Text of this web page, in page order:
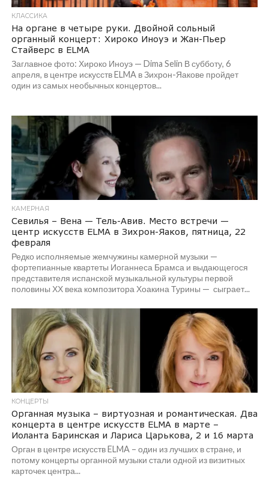
КЛАССИКА
На органе в четыре руки. Двойной сольный
органный концерт: Хироко Иноуэ и Жан-Пьер
Стайверс в ELMA
Заглавное фото: Хироко Иноуэ — Dima Selin В субботу, 6
апреля, в центре искусств ELMA в Зихрон-Яакове пройдет
один из самых необычных концертов...
КАМЕРНАЯ
Севилья – Вена — Тель-Авив. Место встречи —
центр искусств ELMA в Зихрон-Яаков, пятница, 22
февраля
Редко исполняемые жемчужины камерной музыки —
фортепианные квартеты Иоганнеса Брамса и выдающегося
представителя испанской музыкальной культуры первой
половины ХХ века композитора Хоакина Турины — сыграет...
КОНЦЕРТЫ
Органная музыка – виртуозная и романтическая. Два
концерта в центре искусств ELMA в марте –
Иоланта Баринская и Лариса Царькова, 2 и 16 марта
Орган в центре искусств ELMA – один из лучших в стране, и
потому концерты органной музыки стали одной из визитных
карточек центра...